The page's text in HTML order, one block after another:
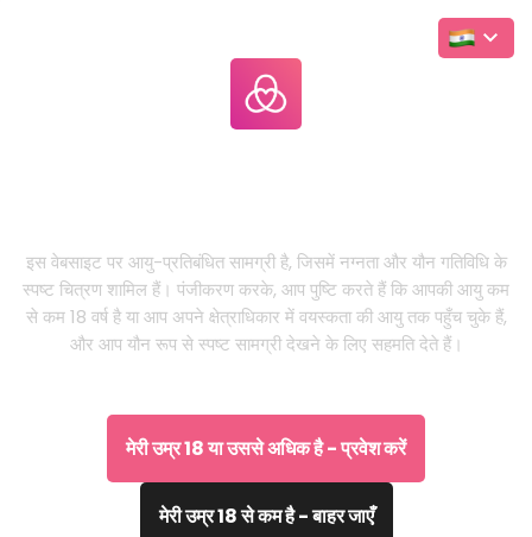
इस वेबसाइट पर आयु-प्रतिबंधित सामग्री है, जिसमें नग्नता और यौन गतिविधि के
स्पष्ट चित्रण शामिल हैं। पंजीकरण करके, आप पुष्टि करते हैं कि आपकी आयु कम
से कम 18 वर्ष है या आप अपने क्षेत्राधिकार में वयस्कता की आयु तक पहुँच चुके हैं,
और आप यौन रूप से स्पष्ट सामग्री देखने के लिए सहमति देते हैं।
मेरी उम्र 18 या उससे अधिक है - प्रवेश करें
मेरी उम्र 18 से कम है - बाहर जाएँ